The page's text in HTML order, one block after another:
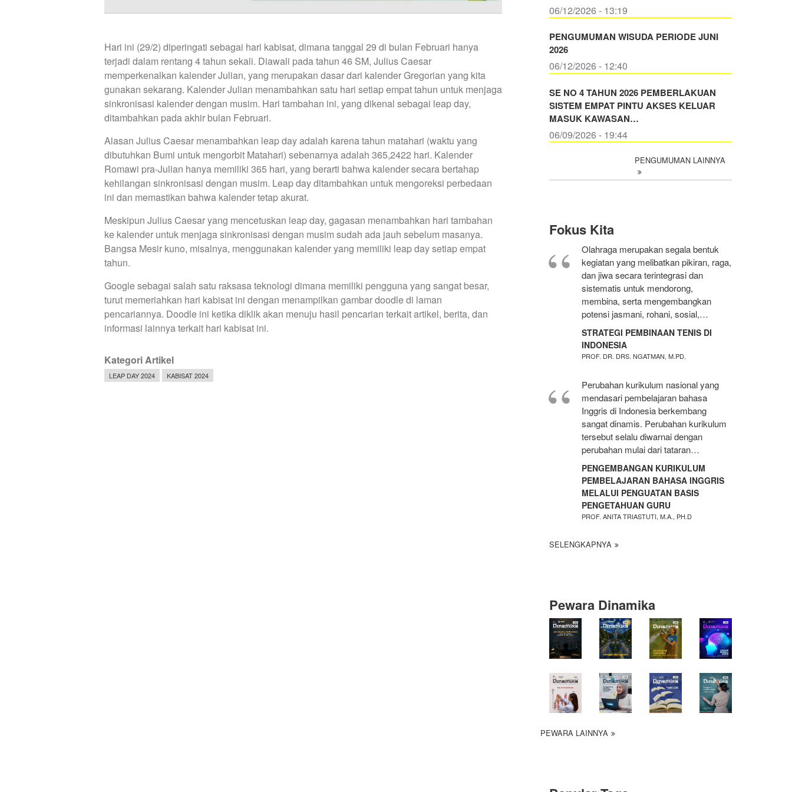
Hari ini (29/2) diperingati sebagai hari kabisat, dimana tanggal 29 di bulan Februari hanya
terjadi dalam rentang 4 tahun sekali. Diawali pada tahun 46 SM, Julius Caesar
memperkenalkan kalender Julian, yang merupakan dasar dari kalender Gregorian yang kita
gunakan sekarang. Kalender Julian menambahkan satu hari setiap empat tahun untuk menjaga
sinkronisasi kalender dengan musim. Hari tambahan ini, yang dikenal sebagai leap day,
ditambahkan pada akhir bulan Februari.
Alasan Julius Caesar menambahkan leap day adalah karena tahun matahari (waktu yang
dibutuhkan Bumi untuk mengorbit Matahari) sebenarnya adalah 365,2422 hari. Kalender
Romawi pra-Julian hanya memiliki 365 hari, yang berarti bahwa kalender secara bertahap
kehilangan sinkronisasi dengan musim. Leap day ditambahkan untuk mengoreksi perbedaan
ini dan memastikan bahwa kalender tetap akurat.
Meskipun Julius Caesar yang mencetuskan leap day, gagasan menambahkan hari tambahan
ke kalender untuk menjaga sinkronisasi dengan musim sudah ada jauh sebelum masanya.
Bangsa Mesir kuno, misalnya, menggunakan kalender yang memiliki leap day setiap empat
tahun.
Google sebagai salah satu raksasa teknologi dimana memiliki pengguna yang sangat besar,
turut memeriahkan hari kabisat ini dengan menampilkan gambar doodle di laman
pencariannya. Doodle ini ketika diklik akan menuju hasil pencarian terkait artikel, berita, dan
informasi lainnya terkait hari kabisat ini.
Kategori Artikel
LEAP DAY 2024 KABISAT 2024
06/12/2026 - 13:19
PENGUMUMAN WISUDA PERIODE JUNI
2026
06/12/2026 - 12:40
SE NO 4 TAHUN 2026 PEMBERLAKUAN
SISTEM EMPAT PINTU AKSES KELUAR
MASUK KAWASAN…
06/09/2026 - 19:44
PENGUMUMAN LAINNYA
Fokus Kita
Olahraga merupakan segala bentuk
kegiatan yang melibatkan pikiran, raga,
dan jiwa secara terintegrasi dan
sistematis untuk mendorong,
membina, serta mengembangkan
potensi jasmani, rohani, sosial,…
STRATEGI PEMBINAAN TENIS DI
INDONESIA
PROF. DR. DRS. NGATMAN, M.PD.
Perubahan kurikulum nasional yang
mendasari pembelajaran bahasa
Inggris di Indonesia berkembang
sangat dinamis. Perubahan kurikulum
tersebut selalu diwarnai dengan
perubahan mulai dari tataran…
PENGEMBANGAN KURIKULUM
PEMBELAJARAN BAHASA INGGRIS
MELALUI PENGUATAN BASIS
PENGETAHUAN GURU
PROF. ANITA TRIASTUTI, M.A., PH.D
SELENGKAPNYA
Pewara Dinamika
PEWARA LAINNYA